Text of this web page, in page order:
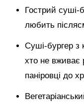
Гострий суші-
любить
Суші-бургер з
хто не вживає
паніровці до